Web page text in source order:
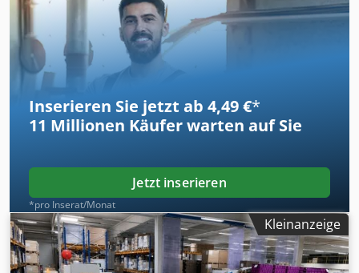
- 4 + 4 Öffnungsmöglichkeiten - Buchblocktrenner -
Buchstapler: Plus stacker - Ohne Pumpe
Inserieren Sie jetzt ab 4,49 €*
11 Millionen Käufer warten auf Sie
Jetzt inserieren
*pro Inserat/Monat
Kleinanzeige